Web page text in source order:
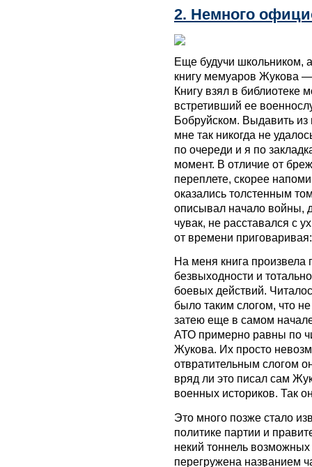
2. Немного
Еще будучи школьником,
книгу мемуаров Жукова
Книгу взял в
встретивший ее
Бобруйском. Выдавить
мне так никогда не
по очереди и я по
момент. В отличие от
переплете, скорее
оказались толстенным
описывал начало войны,
чувак, не расставался с
от времени
На меня книга произвела
безвыходности и
боевых действий.
было таким слогом, что
затею еще в самом
АТО примерно равны по
Жукова. Их просто
отвратительным слогом
вряд ли это писал сам
военных историков. Так
Это много позже стало
политике партии и
некий тоннель
перегружена названием